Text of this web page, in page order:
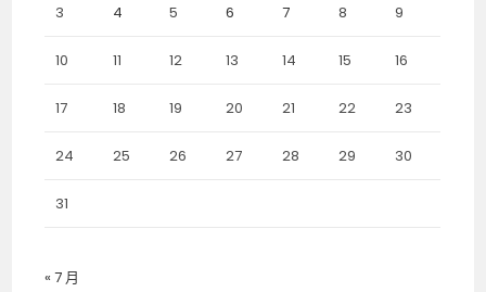
3 4 5 6 7 8 9
10 11 12 13 14 15 16
17 18 19 20 21 22 23
24 25 26 27 28 29 30
31
« 7 月